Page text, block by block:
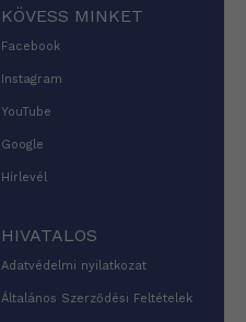
KÖVESS MINKET
Facebook
Instagram
YouTube
Google
Hírlevél
HIVATALOS
Adatvédelmi nyilatkozat
Általános Szerződési Feltételek